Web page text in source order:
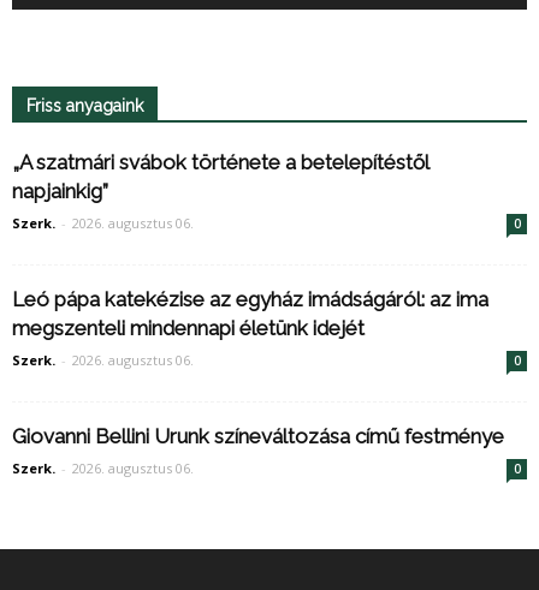
Friss anyagaink
„A szatmári svábok története a betelepítéstől
napjainkig”
Szerk. - 2026. augusztus 06. 0
Leó pápa katekézise az egyház imádságáról: az ima
megszenteli mindennapi életünk idejét
Szerk. - 2026. augusztus 06. 0
Giovanni Bellini Urunk színeváltozása című festménye
Szerk. - 2026. augusztus 06. 0